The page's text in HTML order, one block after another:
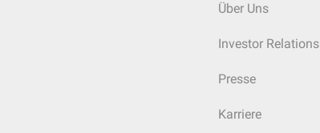
Über Uns
Investor Relations
Presse
Karriere